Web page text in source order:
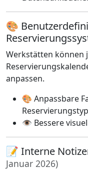
🎨
Werkstätten können
anpassen.
🎨 Anpassbare
👁️ Bessere
📝 Interne
Januar 2026)